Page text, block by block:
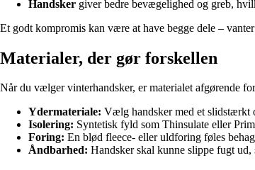
Handsker giver bedre bevægelighed og greb,
Et godt kompromis kan være at have begge dele –
Materialer, der gør forskellen
Når du vælger vinterhandsker, er materialet afgørende
Ydermateriale: Vælg handsker med et slidstærkt
Isolering: Syntetisk fyld som Thinsulate eller
Foring: En blød fleece- eller uldforing føles
Åndbarhed: Handsker skal kunne slippe fugt